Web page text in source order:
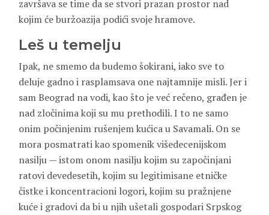
završava se time da se stvori prazan prostor nad
kojim će buržoazija podići svoje hramove.
Leš u temelju
Ipak, ne smemo da budemo šokirani, iako sve to
deluje gadno i rasplamsava one najtamnije misli. Jer i
sam Beograd na vodi, kao što je već rečeno, građen je
nad zločinima koji su mu prethodili. I to ne samo
onim počinjenim rušenjem kućica u Savamali. On se
mora posmatrati kao spomenik višedecenijskom
nasilju — istom onom nasilju kojim su započinjani
ratovi devedesetih, kojim su legitimisane etničke
čistke i koncentracioni logori, kojim su pražnjene
kuće i gradovi da bi u njih ušetali gospodari Srpskog